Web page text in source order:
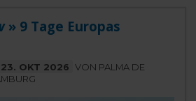
» 9 Tage Europas
23. OKT 2026 VON PALMA DE